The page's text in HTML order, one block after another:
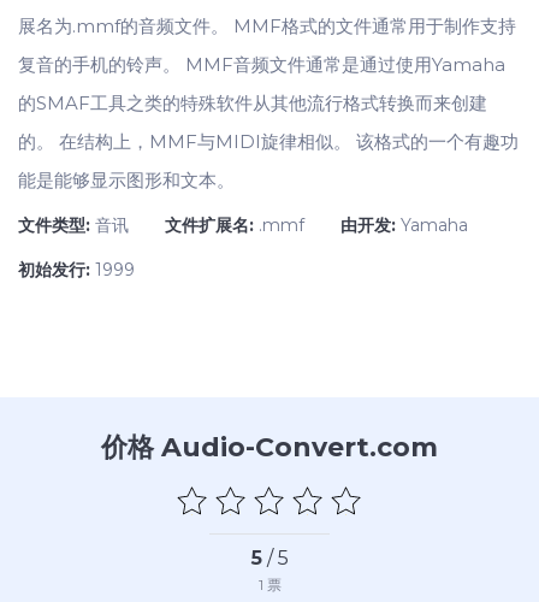
展名为.mmf的音频文件。 MMF格式的文件通常用于制作支持
复音的手机的铃声。 MMF音频文件通常是通过使用Yamaha
的SMAF工具之类的特殊软件从其他流行格式转换而来创建
的。 在结构上，MMF与MIDI旋律相似。 该格式的一个有趣功
能是能够显示图形和文本。
文件类型: 音讯 文件扩展名: .mmf 由开发: Yamaha
初始发行: 1999
价格 Audio-Convert.com
5/ 5
1 票